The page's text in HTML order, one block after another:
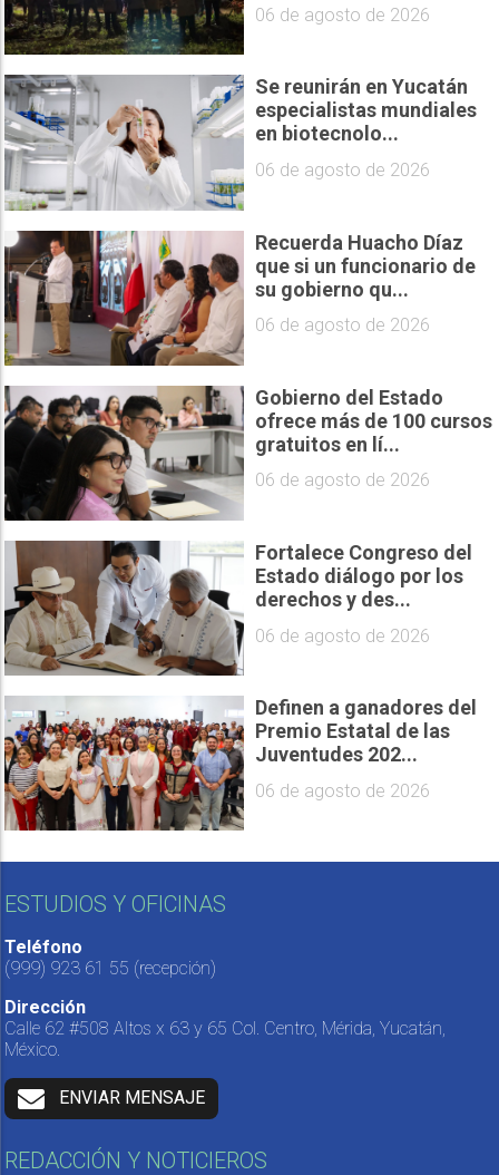
06 de agosto de 2026
Se reunirán en Yucatán
especialistas mundiales
en biotecnolo...
06 de agosto de 2026
Recuerda Huacho Díaz
que si un funcionario de
su gobierno qu...
06 de agosto de 2026
Gobierno del Estado
ofrece más de 100 cursos
gratuitos en lí...
06 de agosto de 2026
Fortalece Congreso del
Estado diálogo por los
derechos y des...
06 de agosto de 2026
Definen a ganadores del
Premio Estatal de las
Juventudes 202...
06 de agosto de 2026
ESTUDIOS Y OFICINAS
Teléfono
(999) 923 61 55 (recepción)
Dirección
Calle 62 #508 Altos x 63 y 65 Col. Centro, Mérida, Yucatán,
México.
ENVIAR MENSAJE
REDACCIÓN Y NOTICIEROS